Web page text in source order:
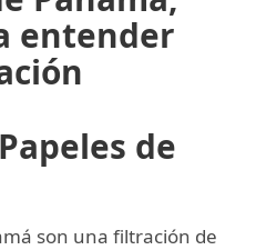
entender
de
son una filtración de